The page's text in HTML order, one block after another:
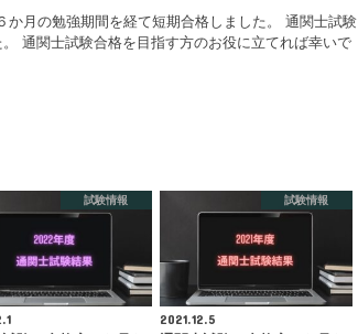
月の勉強期間を経て短期合格しました。 通関士試験
通関士試験合格を目指す方のお役に立てれば幸いで
試験情報 試験情報
2021.12.5